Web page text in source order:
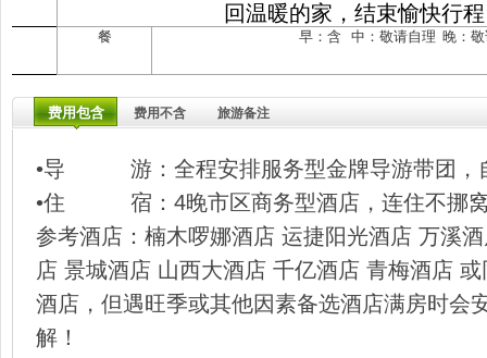
回温暖的家，结束愉快行
餐 早：含 中：敬请自理 晚：敬
费用包含 费用不含 旅游备注
•导 游：全程安排服务型金牌导游带团，
•住 宿：4晚市区商务型酒店，连住不挪
参考酒店：楠木啰娜酒店 运捷阳光酒店 万溪
店 景城酒店 山西大酒店 千亿酒店 青梅酒店
酒店，但遇旺季或其他因素备选酒店满房时会
解！